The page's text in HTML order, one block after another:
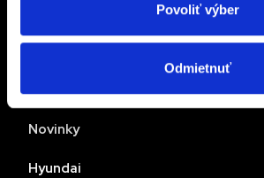
Povoliť výber
Odmietnuť
O nás
Novinky
Hyundai